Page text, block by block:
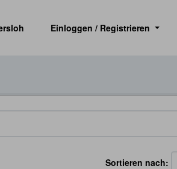
Einloggen / Registrieren
Sortieren nach